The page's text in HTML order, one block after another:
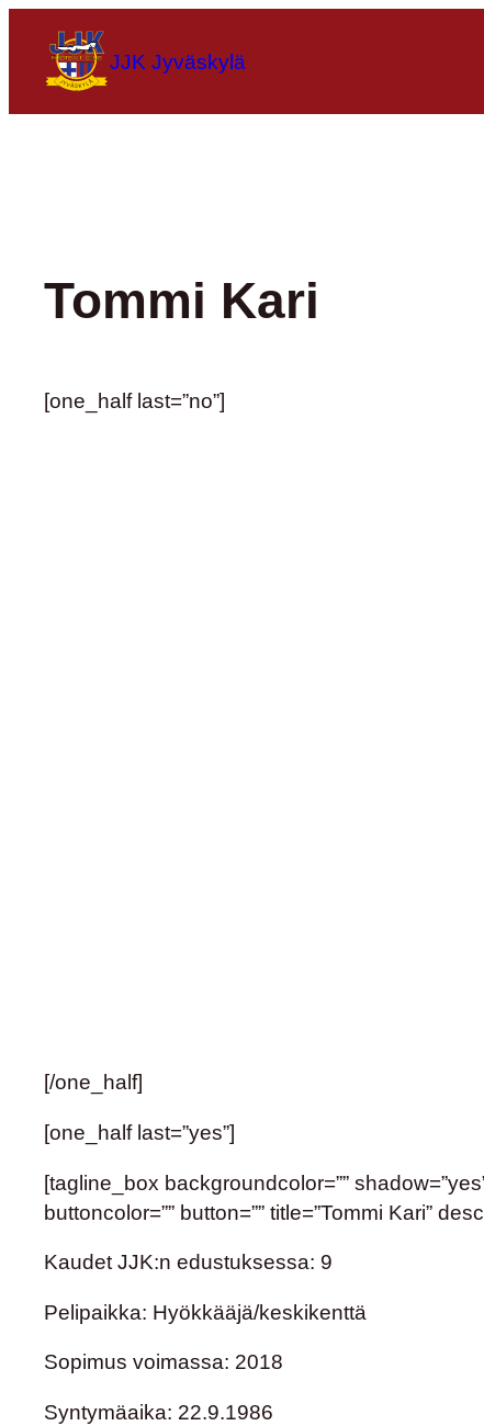
sisältöön
JJK Jyväskylä
Tommi Kari
[one_half last=”no”]
[/one_half]
[one_half last=”yes”]
[tagline_box backgroundcolor=””
buttoncolor=”” button=”” title=”Tommi Kari”
Kaudet JJK:n edustuksessa: 9
Pelipaikka: Hyökkääjä/keskikenttä
Sopimus voimassa: 2018
Syntymäaika: 22.9.1986